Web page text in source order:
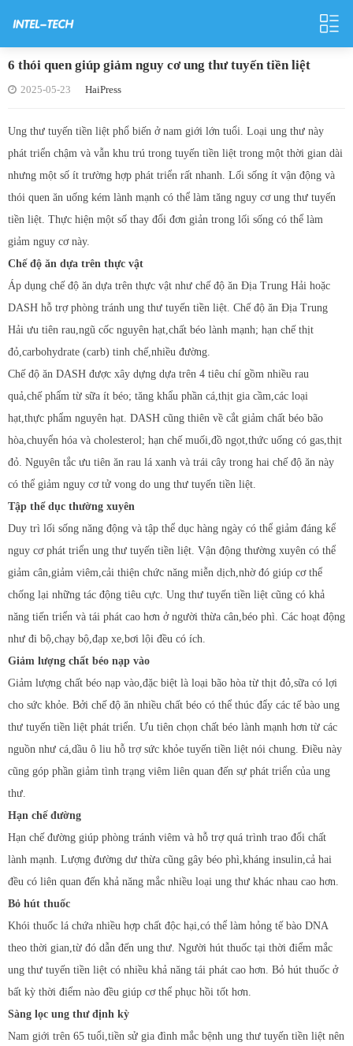
6 thói quen giúp giảm nguy cơ ung thư tuyến tiền liệt
2025-05-23 HaiPress
Ung thư tuyến tiền liệt phổ biến ở nam giới lớn tuổi. Loại ung thư này
phát triển chậm và vẫn khu trú trong tuyến tiền liệt trong một thời gian dài
nhưng một số ít trường hợp phát triển rất nhanh. Lối sống ít vận động và
thói quen ăn uống kém lành mạnh có thể làm tăng nguy cơ ung thư tuyến
tiền liệt. Thực hiện một số thay đổi đơn giản trong lối sống có thể làm
giảm nguy cơ này.
Chế độ ăn dựa trên thực vật
Áp dụng chế độ ăn dựa trên thực vật như chế độ ăn Địa Trung Hải hoặc
DASH hỗ trợ phòng tránh ung thư tuyến tiền liệt. Chế độ ăn Địa Trung
Hải ưu tiên rau,ngũ cốc nguyên hạt,chất béo lành mạnh; hạn chế thịt
đỏ,carbohydrate (carb) tinh chế,nhiều đường.
Chế độ ăn DASH được xây dựng dựa trên 4 tiêu chí gồm nhiều rau
quả,chế phẩm từ sữa ít béo; tăng khẩu phần cá,thịt gia cầm,các loại
hạt,thực phẩm nguyên hạt. DASH cũng thiên về cắt giảm chất béo bão
hòa,chuyển hóa và cholesterol; hạn chế muối,đồ ngọt,thức uống có gas,thịt
đỏ. Nguyên tắc ưu tiên ăn rau lá xanh và trái cây trong hai chế độ ăn này
có thể giảm nguy cơ tử vong do ung thư tuyến tiền liệt.
Tập thể dục thường xuyên
Duy trì lối sống năng động và tập thể dục hàng ngày có thể giảm đáng kể
nguy cơ phát triển ung thư tuyến tiền liệt. Vận động thường xuyên có thể
giảm cân,giảm viêm,cải thiện chức năng miễn dịch,nhờ đó giúp cơ thể
chống lại những tác động tiêu cực. Ung thư tuyến tiền liệt cũng có khả
năng tiến triển và tái phát cao hơn ở người thừa cân,béo phì. Các hoạt động
như đi bộ,chạy bộ,đạp xe,bơi lội đều có ích.
Giảm lượng chất béo nạp vào
Giảm lượng chất béo nạp vào,đặc biệt là loại bão hòa từ thịt đỏ,sữa có lợi
cho sức khỏe. Bởi chế độ ăn nhiều chất béo có thể thúc đẩy các tế bào ung
thư tuyến tiền liệt phát triển. Ưu tiên chọn chất béo lành mạnh hơn từ các
nguồn như cá,dầu ô liu hỗ trợ sức khỏe tuyến tiền liệt nói chung. Điều này
cũng góp phần giảm tình trạng viêm liên quan đến sự phát triển của ung
thư.
Hạn chế đường
Hạn chế đường giúp phòng tránh viêm và hỗ trợ quá trình trao đổi chất
lành mạnh. Lượng đường dư thừa cũng gây béo phì,kháng insulin,cả hai
đều có liên quan đến khả năng mắc nhiều loại ung thư khác nhau cao hơn.
Bỏ hút thuốc
Khói thuốc lá chứa nhiều hợp chất độc hại,có thể làm hỏng tế bào DNA
theo thời gian,từ đó dẫn đến ung thư. Người hút thuốc tại thời điểm mắc
ung thư tuyến tiền liệt có nhiều khả năng tái phát cao hơn. Bỏ hút thuốc ở
bất kỳ thời điểm nào đều giúp cơ thể phục hồi tốt hơn.
Sàng lọc ung thư định kỳ
Nam giới trên 65 tuổi,tiền sử gia đình mắc bệnh ung thư tuyến tiền liệt nên